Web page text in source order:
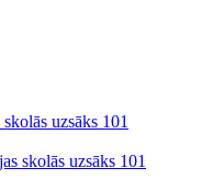
uzsāks 101